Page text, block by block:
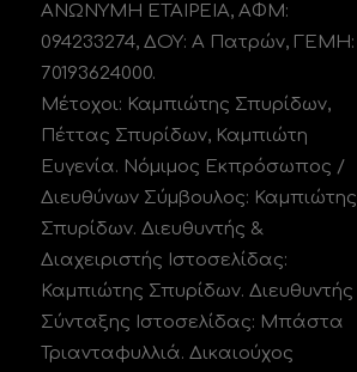
ΑΝΩΝΥΜΗ ΕΤΑΙΡΕΙΑ, ΑΦΜ:
094233274, ΔΟΥ: A Πατρών, ΓΕΜΗ:
70193624000.
Μέτοχοι: Καμπιώτης Σπυρίδων,
Πέττας Σπυρίδων, Καμπιώτη
Ευγενία. Νόμιμος Εκπρόσωπος /
Διευθύνων Σύμβουλος: Καμπιώτης
Σπυρίδων. Διευθυντής &
Διαχειριστής Ιστοσελίδας:
Καμπιώτης Σπυρίδων. Διευθυντής
Σύνταξης Ιστοσελίδας: Μπάστα
Τριανταφυλλιά. Δικαιούχος